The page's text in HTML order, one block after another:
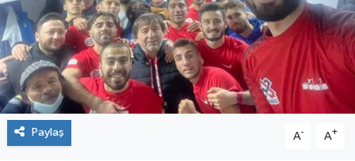
Paylaş A- A+
ÇEVRE
İLÇELER
RESMİ İLANLAR
KÜLTÜR